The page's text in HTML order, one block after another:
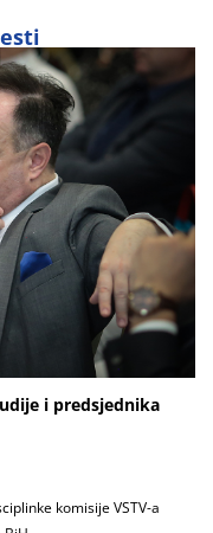
i predsjednika
komisije VSTV-a